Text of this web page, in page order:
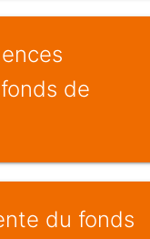
de
du fonds